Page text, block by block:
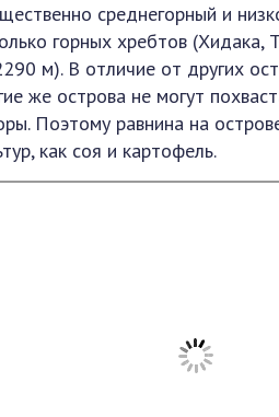
среднегорный и
горных хребтов (Хидака,
м). В отличие от других
же острова не могут
Поэтому равнина на
как соя и картофель.